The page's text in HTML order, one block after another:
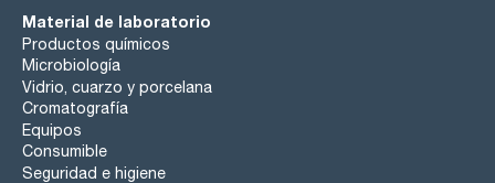
Material de laboratorio
Productos químicos
Microbiología
Vidrio, cuarzo y porcelana
Cromatografía
Equipos
Consumible
Seguridad e higiene